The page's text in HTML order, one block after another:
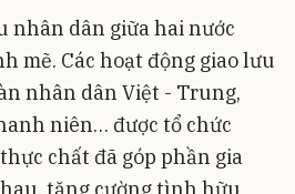
nhân dân giữa hai nước
mẽ. Các hoạt động giao lưu
nhân dân Việt - Trung,
niên… được tổ chức
chất đã góp phần gia